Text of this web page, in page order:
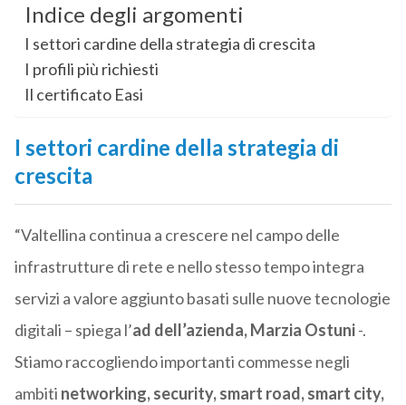
Indice degli argomenti
I settori cardine della strategia di crescita
I profili più richiesti
Il certificato Easi
I settori cardine della strategia di
crescita
“Valtellina continua a crescere nel campo delle
infrastrutture di rete e nello stesso tempo integra
servizi a valore aggiunto basati sulle nuove tecnologie
digitali – spiega l’ad dell’azienda, Marzia Ostuni-.
Stiamo raccogliendo importanti commesse negli
ambiti networking, security, smart road, smart city,